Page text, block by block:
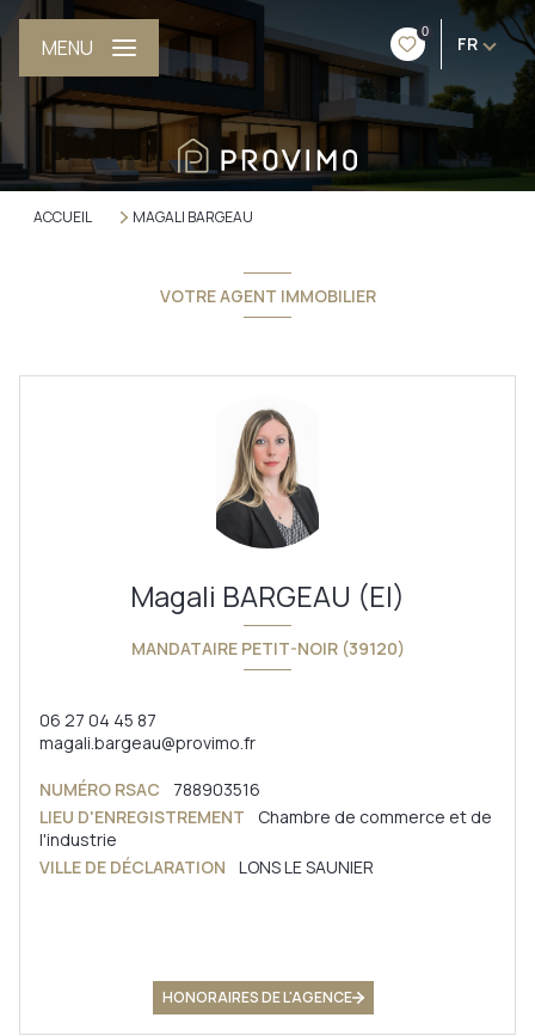
0
FR
MENU
ACCUEIL MAGALI BARGEAU
VOTRE AGENT IMMOBILIER
Magali BARGEAU (EI)
MANDATAIRE PETIT-NOIR (39120)
06 27 04 45 87
magali.bargeau@provimo.fr
NUMÉRO RSAC
788903516
LIEU D'ENREGISTREMENT
Chambre de commerce et de
l'industrie
VILLE DE DÉCLARATION
LONS LE SAUNIER
HONORAIRES DE L'AGENCE